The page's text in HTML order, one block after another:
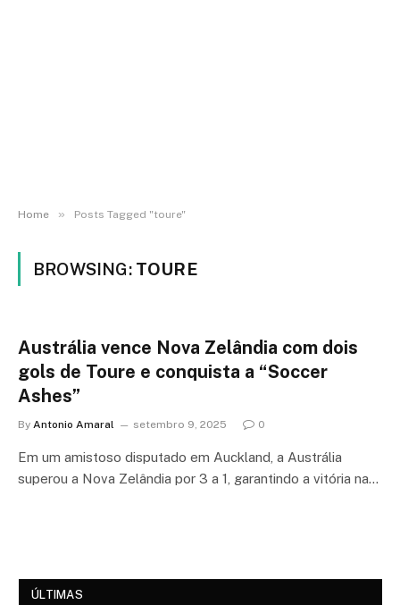
Home » Posts Tagged "toure"
BROWSING: TOURE
Austrália vence Nova Zelândia com dois
gols de Toure e conquista a “Soccer
Ashes”
By Antonio Amaral setembro 9, 2025 0
Em um amistoso disputado em Auckland, a Austrália
superou a Nova Zelândia por 3 a 1, garantindo a vitória na…
ÚLTIMAS